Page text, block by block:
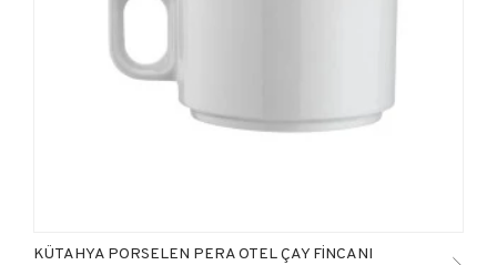
KÜTAHYA PORSELEN PERA OTEL ÇAY FİNCANI